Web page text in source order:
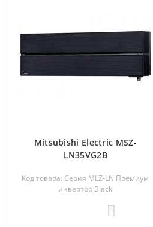
Mitsubishi Electric MSZ-
LN35VG2B
Код товара: Серия MLZ-LN Премиум
инвертор Black